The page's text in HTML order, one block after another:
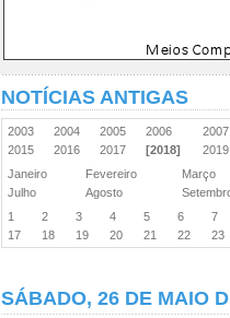
NOTÍCIAS ANTIGAS
2003 2004 2005 2006
2015
2016 2017 [2018]
Janeiro
Fevereiro
Março
Julho
Agosto
1
2 3 4 5 6
7
17
18 19 20 21 22 23
SÁBADO, 26 DE MAIO